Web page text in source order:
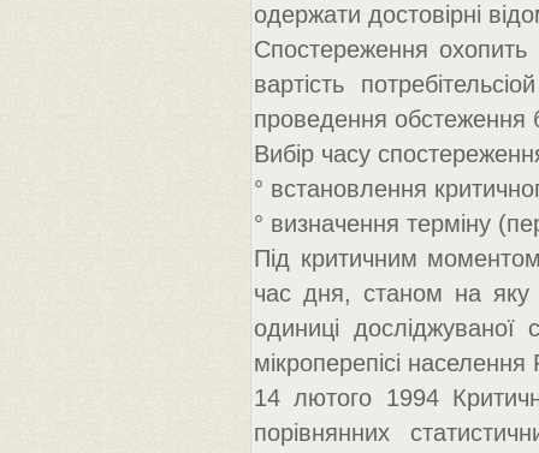
одержати достовірні
Спостереження охопить
вартість
проведення обстеження
Вибір часу
° встановлення
° визначення терміну
Під критичним
час дня, станом на яку
одиниці
мікроперепісі
14 лютого 1994
порівнянних